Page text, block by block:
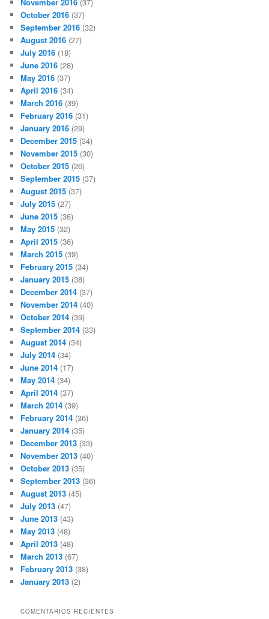
October 2016 (37)
September 2016 (32)
August 2016 (27)
July 2016 (18)
June 2016 (28)
May 2016 (37)
April 2016 (34)
March 2016 (39)
February 2016 (31)
January 2016 (29)
December 2015 (34)
November 2015 (30)
October 2015 (26)
September 2015 (37)
August 2015 (37)
July 2015 (27)
June 2015 (36)
May 2015 (32)
April 2015 (36)
March 2015 (39)
February 2015 (34)
January 2015 (38)
December 2014 (37)
November 2014 (40)
October 2014 (39)
September 2014 (33)
August 2014 (34)
July 2014 (34)
June 2014 (17)
May 2014 (34)
April 2014 (37)
March 2014 (39)
February 2014 (36)
January 2014 (35)
December 2013 (33)
November 2013 (40)
October 2013 (35)
September 2013 (36)
August 2013 (45)
July 2013 (47)
June 2013 (43)
May 2013 (48)
April 2013 (48)
March 2013 (67)
February 2013 (38)
January 2013 (2)
COMENTARIOS RECIENTES